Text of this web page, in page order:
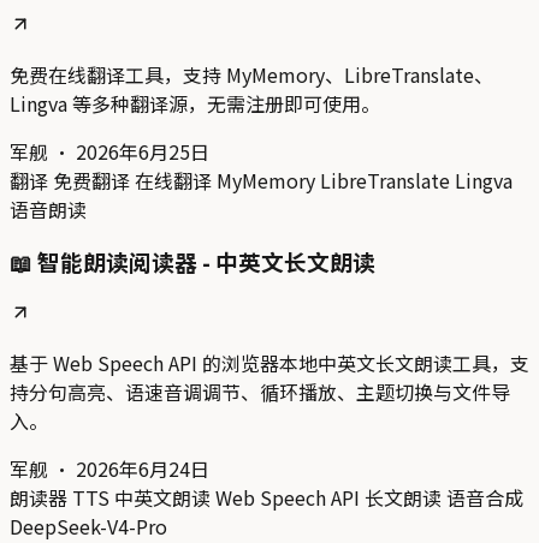
免费在线翻译工具，支持 MyMemory、LibreTranslate、
Lingva 等多种翻译源，无需注册即可使用。
军舰 · 2026年6月25日
翻译 免费翻译在线翻译 MyMemory LibreTranslate Lingva
语音朗读
📖 智能朗读阅读器 - 中英文长文朗读
基于 Web Speech API 的浏览器本地中英文长文朗读工具，支
持分句高亮、语速音调调节、循环播放、主题切换与文件导
入。
军舰 · 2026年6月24日
朗读器 TTS 中英文朗读 Web Speech API 长文朗读 语音合成
DeepSeek-V4-Pro